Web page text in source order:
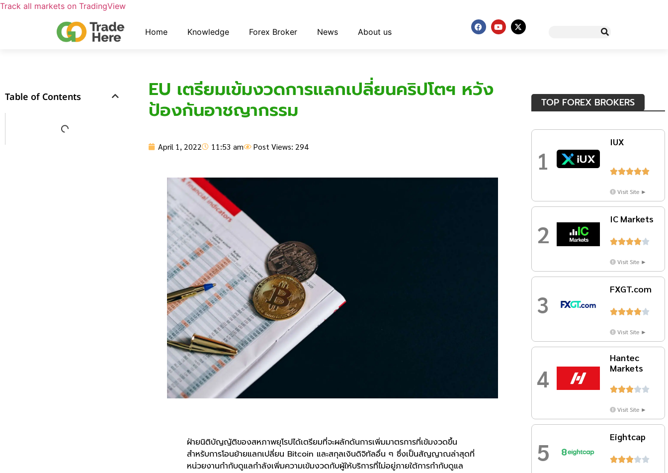
Track all markets on TradingView
Home Knowledge Forex Broker News About us
Table of Contents EU เตรียมเข้มงวดการแลกเปลี่ยนคริปโตฯ หวัง
ป้องกันอาชญากรรม
April 1, 2022 11:53 am Post Views: 294
ฝ่ายนิติบัญญัติของสหภาพยุโรปได้เตรียมที่จะผลักดันการเพิ่มมาตรการที่เข้มงวดขึ้น
สำหรับการโอนย้ายแลกเปลี่ยน Bitcoin และสกุลเงินดิจิทัลอื่น ๆ ซึ่งเป็นสัญญาณล่าสุดที่
หน่วยงานกำกับดูแลกำลังเพิ่มความเข้มงวดกับผู้ให้บริการที่ไม่อยู่ภายใต้การกำกับดูแล
TOP FOREX BROKERS
1
IUX

Visit Site ►
2
IC Markets

Visit Site ►
3
FXGT.com

Visit Site ►
4
Hantec
Markets

Visit Site ►
5
Eightcap
